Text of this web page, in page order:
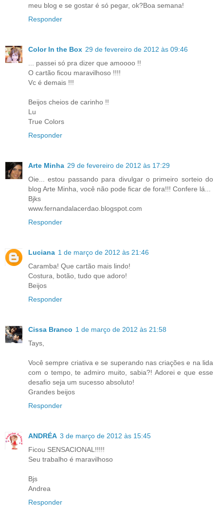
meu blog e se gostar é só pegar, ok?Boa semana!
Responder
Color In the Box 29 de fevereiro de 2012 às 09:46
... passei só pra dizer que amoooo !!
O cartão ficou maravilhoso !!!!
Vc é demais !!!
Beijos cheios de carinho !!
Lu
True Colors
Responder
Arte Minha 29 de fevereiro de 2012 às 17:29
Oie... estou passando para divulgar o primeiro sorteio do
blog Arte Minha, você não pode ficar de fora!!! Confere lá...
Bjks
www.fernandalacerdao.blogspot.com
Responder
Luciana 1 de março de 2012 às 21:46
Caramba! Que cartão mais lindo!
Costura, botão, tudo que adoro!
Beijos
Responder
Cissa Branco 1 de março de 2012 às 21:58
Tays,
Você sempre criativa e se superando nas criações e na lida
com o tempo, te admiro muito, sabia?! Adorei e que esse
desafio seja um sucesso absoluto!
Grandes beijos
Responder
ANDRÉA 3 de março de 2012 às 15:45
Ficou SENSACIONAL!!!!!
Seu trabalho é maravilhoso
Bjs
Andrea
Responder